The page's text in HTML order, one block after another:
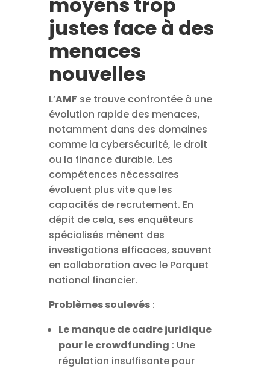
justes face à des
menaces
nouvelles
L’AMFse trouve confrontée à une
évolution rapide des menaces,
notamment dans des domaines
comme la cybersécurité, le droit
ou la finance durable. Les
compétences nécessaires
évoluent plus vite que les
capacités de recrutement. En
dépit de cela, ses enquêteurs
spécialisés mènent des
investigations efficaces, souvent
en collaboration avec le Parquet
national financier.
Problèmes soulevés:
Le manque de cadre juridique
pour le crowdfunding : Une
régulation insuffisante pour